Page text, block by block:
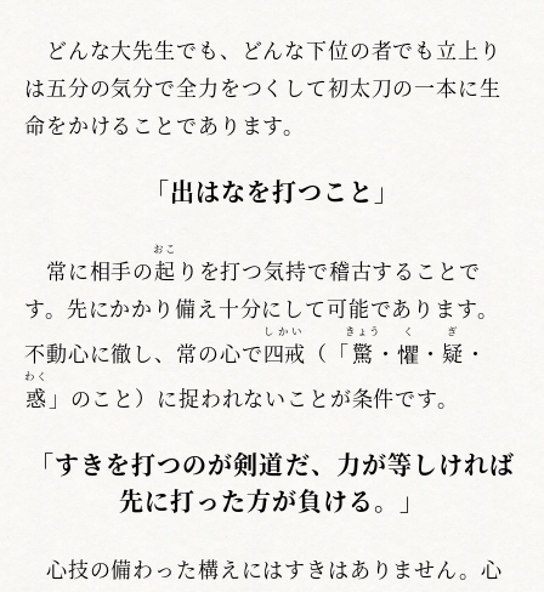
どんな大先生でも、どんな下位の者でも立上り
は五分の気分で全力をつくして初太刀の一本に生
命をかけることであります。
「出はなを打つこと」
常に相手の起
おこ
りを打つ気持で稽古することで
す。先にかかり備え十分にして可能であります。
不動心に徹し、常の心で四戒
しかい
（「驚
きょう
・懼
く
・ 疑
ぎ
・
惑
わく
」のこと）に捉われないことが条件です。
「すきを打つのが剣道だ、力が等しければ
先に打った方が負ける。」
心技の備わった構えにはすきはありません。心